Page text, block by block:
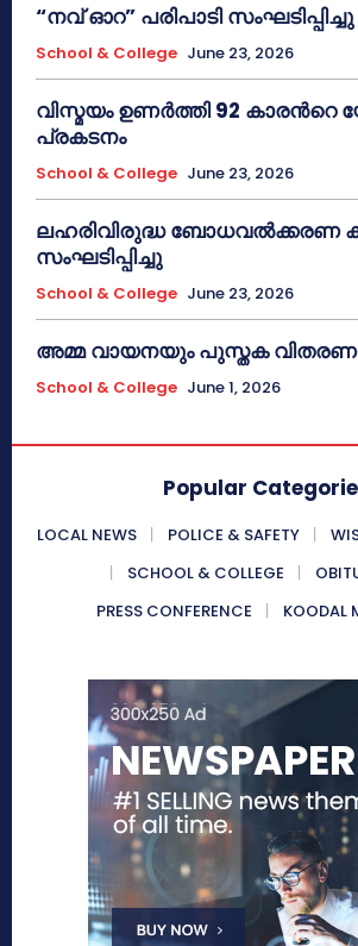
“നവ് ഓറ” പരിപാടി സംഘടിപ്പിച്ചു
School & College June 23, 2026
വിസ്മയം ഉണർത്തി 92
പ്രകടനം
School & College June 23, 2026
ലഹരിവിരുദ്ധ ബോധവൽക്കരണ
സംഘടിപ്പിച്ചു
School & College June 23, 2026
അമ്മ വായനയും പുസ്തക
School & College June 1, 2026
Popular
LOCAL NEWS POLICE & SAFETY
SCHOOL & COLLEGE
PRESS CONFERENCE
KOODAL